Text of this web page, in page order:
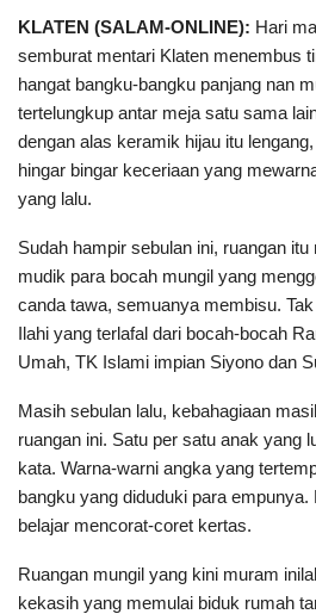
KLATEN (SALAM-ONLINE): Hari
semburat mentari Klaten menembus
hangat bangku-bangku panjang nan
tertelungkup antar meja satu sama
dengan alas keramik hijau itu
hingar bingar keceriaan yang
yang lalu.
Sudah hampir sebulan ini, ruangan
mudik para bocah mungil yang
canda tawa, semuanya membisu.
Ilahi yang terlafal dari bocah-bocah
Umah, TK Islami impian Siyono dan
Masih sebulan lalu, kebahagiaan
ruangan ini. Satu per satu anak yang
kata. Warna-warni angka yang
bangku yang diduduki para
belajar mencorat-coret kertas.
Ruangan mungil yang kini muram
kekasih yang memulai biduk rumah